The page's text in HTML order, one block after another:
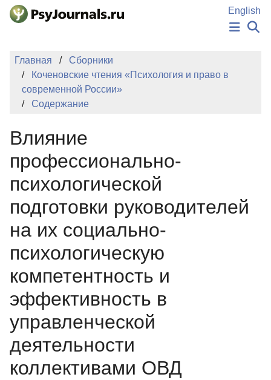
Перейти к основному содержанию
English
НОВОСТИ
ИЗДАНИЯ
Регистрация
Главная
Сборники
Коченовские чтения «Психология и право в
современной России»
Содержание
Влияние
профессионально-
психологической
подготовки руководителей
на их социально-
психологическую
компетентность и
эффективность в
управленческой
деятельности
коллективами ОВД